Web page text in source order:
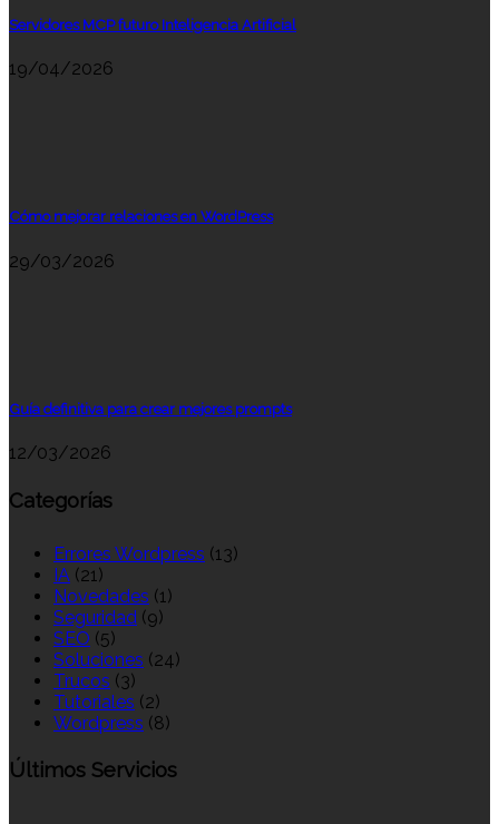
Servidores MCP futuro Inteligencia Artificial
19/04/2026
Cómo mejorar relaciones en WordPress
29/03/2026
Guía definitiva para crear mejores prompts
12/03/2026
Categorías
Errores Wordpress (13)
IA (21)
Novedades (1)
Seguridad (9)
SEO (5)
Soluciones (24)
Trucos (3)
Tutoriales (2)
Wordpress (8)
Últimos Servicios